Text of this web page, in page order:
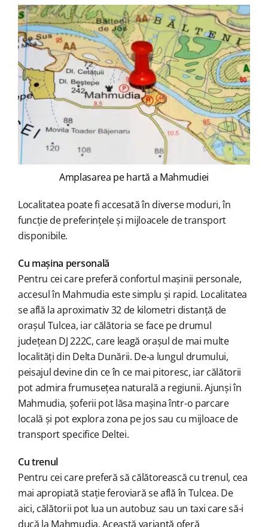
Amplasarea pe hartă a Mahmudiei
Localitatea poate fi accesată în diverse moduri, în
funcție de preferințele și mijloacele de transport
disponibile.
Cu mașina personală
Pentru cei care preferă confortul mașinii personale,
accesul în Mahmudia este simplu și rapid. Localitatea
se află la aproximativ 32 de kilometri distanță de
orașul Tulcea, iar călătoria se face pe drumul
județean DJ 222C, care leagă orașul de mai multe
localități din Delta Dunării. De-a lungul drumului,
peisajul devine din ce în ce mai pitoresc, iar călătorii
pot admira frumusețea naturală a regiunii. Ajunși în
Mahmudia, șoferii pot lăsa mașina într-o parcare
locală și pot explora zona pe jos sau cu mijloace de
transport specifice Deltei.
Cu trenul
Pentru cei care preferă să călătorească cu trenul, cea
mai apropiată stație feroviară se află în Tulcea. De
aici, călătorii pot lua un autobuz sau un taxi care să-i
ducă la Mahmudia. Această variantă oferă